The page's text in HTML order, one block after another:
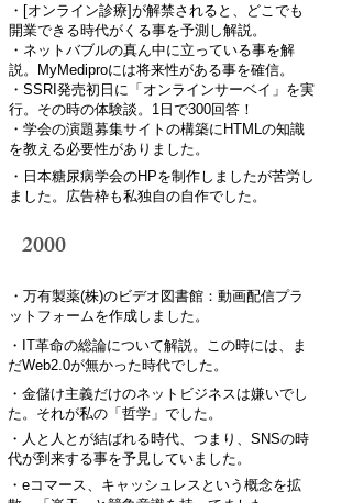
・[オンライン診療]が解禁されると、どこでも
開業できる時代がくる事を予測し解説。
・ネットバブルの真ん中に立っている事を解
説。MyMediproには将来性がある事を確信。
・SSRI発売初日に「オンラインサーベイ」を実
行。その時の体験談。1日で300回答！
・学会の演題募集サイトの構築にHTMLの知識
を教える必要性がありました。
・日本糖尿病学会のHPを制作しましたが苦労し
ました。広告枠も私独自の自作でした。
2000
・万有製薬(株)のビデオ図書館：動画配信プラ
ットフォームを作成しました。
・IT革命の総論について解説。この時には、ま
だWeb2.0が無かった時代でした。
・金儲け主義だけのネットビジネスは嫌いでし
た。それが私の「哲学」でした。
・人と人とが結ばれる時代、つまり、SNSの時
代が到来する事を予見していました。
・eコマース、キャッシュレスという概念を拡